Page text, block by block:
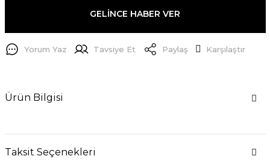
GELİNCE HABER VER
Yorum Yaz Tavsiye Et Paylaş Karşılaştır
Ürün Bilgisi
Taksit Seçenekleri